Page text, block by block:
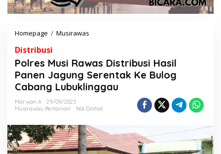
Homepage / Musirawas
r
e
s
M
i
a
w
a
Distribusi
Polres Musi Rawas Distribusi Hasil
Panen Jagung Serentak Ke Bulog
Cabang Lubuklinggau
Marwan A
29/09/2025
Musirawas, Pertanian 966 Dilihat